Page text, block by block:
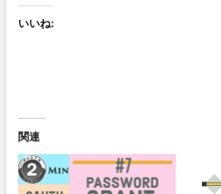
いいね:
関連